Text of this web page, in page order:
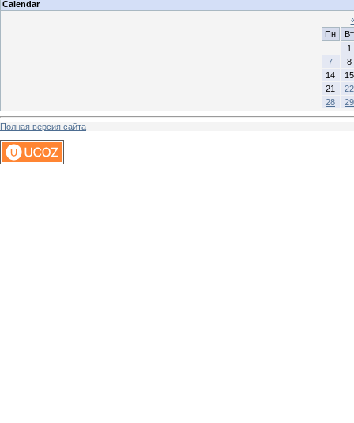
Calendar
Пн
Вт
1
7
8
14
15
21
22
28
29
Полная версия сайта